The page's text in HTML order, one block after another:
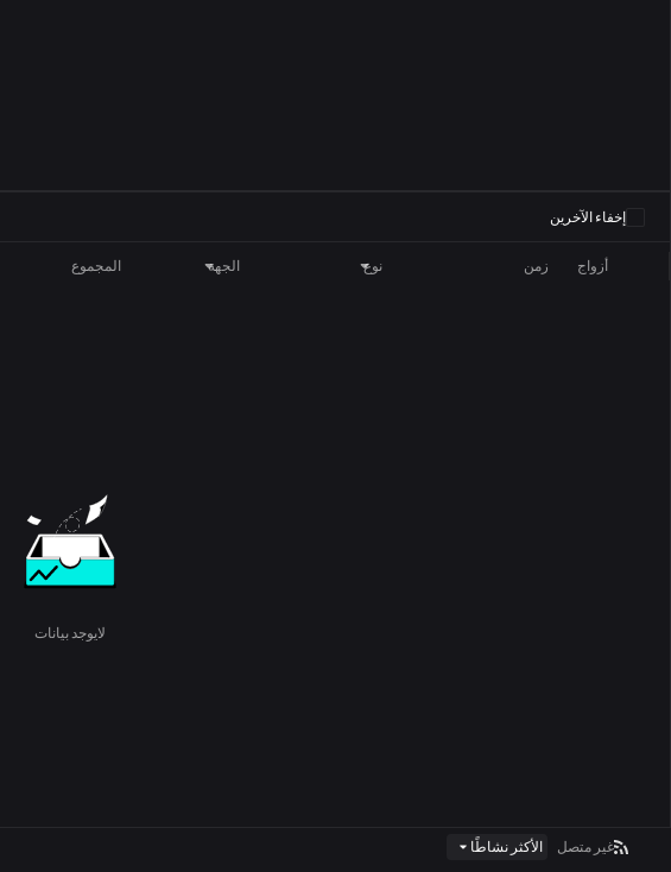
إخفاء الآخرين
أزواج زمن نوع الجهة المجموع
لايوجد بيانات
غير متصل الأكثر نشاطًا